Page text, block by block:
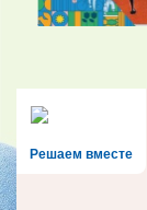
Решаем вместе